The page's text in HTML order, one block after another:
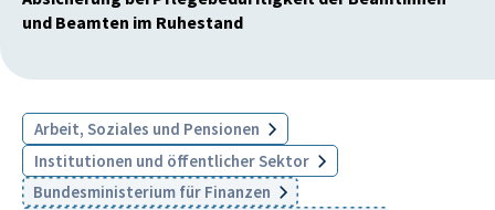
und Beamten im Ruhestand
Arbeit, Soziales und Pensionen
Institutionen und öffentlicher Sektor
Bundesministerium für Finanzen